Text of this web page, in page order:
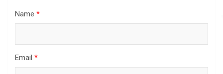
Name *
Email *